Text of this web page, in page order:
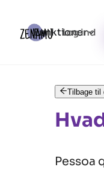
Funktioner
Log ind
Tilbage til
Pessoa